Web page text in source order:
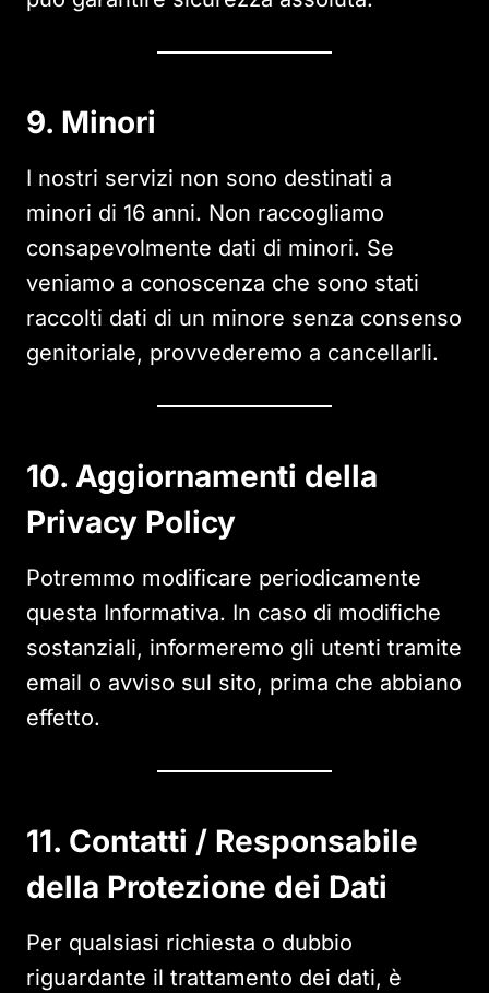
9. Minori
I nostri servizi non sono destinati a
minori di 16 anni. Non raccogliamo
consapevolmente dati di minori. Se
veniamo a conoscenza che sono stati
raccolti dati di un minore senza consenso
genitoriale, provvederemo a cancellarli.
10. Aggiornamenti della
Privacy Policy
Potremmo modificare periodicamente
questa Informativa. In caso di modifiche
sostanziali, informeremo gli utenti tramite
email o avviso sul sito, prima che abbiano
effetto.
11. Contatti / Responsabile
della Protezione dei Dati
Per qualsiasi richiesta o dubbio
riguardante il trattamento dei dati, è